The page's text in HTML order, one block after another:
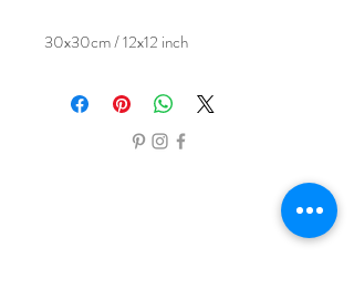
30x30cm / 12x12 inch